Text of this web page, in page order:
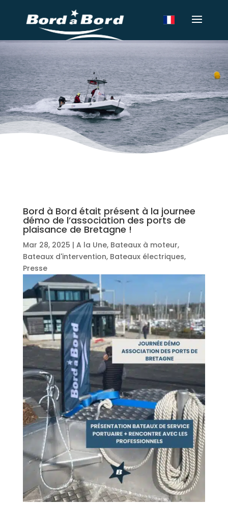
Bord à Bord était présent à la journee
démo de l’association des ports de
plaisance de Bretagne !
Mar 28, 2025 | A la Une, Bateaux à moteur,
Bateaux d'intervention, Bateaux électriques,
Presse